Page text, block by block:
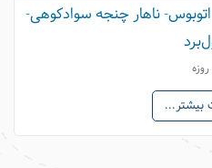
ناهار چنجه سوادکوهی-
بیشتر...